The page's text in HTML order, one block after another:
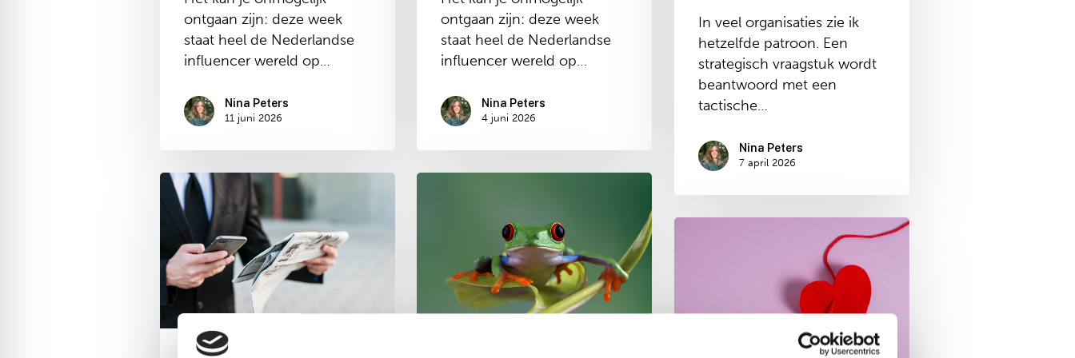
ontgaan zijn: deze week
staat heel de Nederlandse
influencer wereld op…
Nina Peters
11 juni 2026
ontgaan zijn: deze week
staat heel de Nederlandse
influencer wereld op…
Nina Peters
4 juni 2026
In veel organisaties zie ik
hetzelfde patroon. Een
strategisch vraagstuk wordt
beantwoord met een
tactische…
Nina Peters
7 april 2026
Dit
mediaplanning
ervoor
zorgt
dat
jouw
boodschap
aprilcampagne
verliefd